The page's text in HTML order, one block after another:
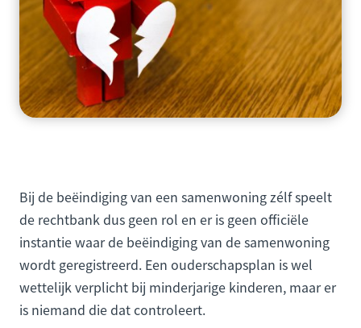
Bij de beëindiging van een samenwoning zélf speelt
de rechtbank dus geen rol en er is geen officiële
instantie waar de beëindiging van de samenwoning
wordt geregistreerd. Een ouderschapsplan is wel
wettelijk verplicht bij minderjarige kinderen, maar er
is niemand die dat controleert.